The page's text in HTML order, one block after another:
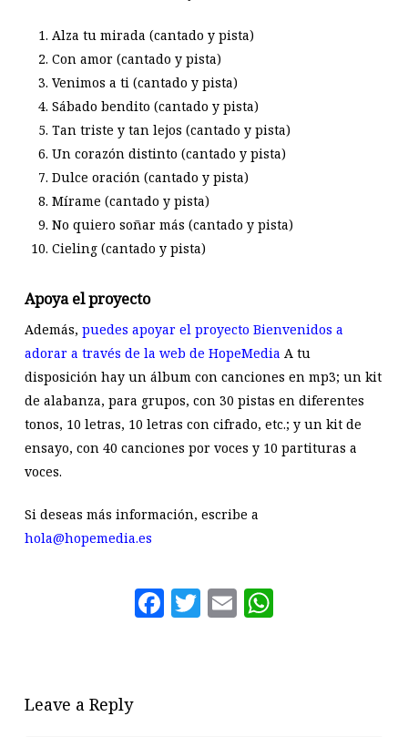
Alza tu mirada (cantado y pista)
Con amor (cantado y pista)
Venimos a ti (cantado y pista)
Sábado bendito (cantado y pista)
Tan triste y tan lejos (cantado y pista)
Un corazón distinto (cantado y pista)
Dulce oración (cantado y pista)
Mírame (cantado y pista)
No quiero soñar más (cantado y pista)
Cieling (cantado y pista)
Apoya el proyecto
Además, puedes apoyar el proyecto Bienvenidos a
adorar a través de la web de HopeMedia A tu
disposición hay un álbum con canciones en mp3; un kit
de alabanza, para grupos, con 30 pistas en diferentes
tonos, 10 letras, 10 letras con cifrado, etc.; y un kit de
ensayo, con 40 canciones por voces y 10 partituras a
voces.
Si deseas más información, escribe a
hola@hopemedia.es
Facebook
Twitter
Email
Leave a Reply